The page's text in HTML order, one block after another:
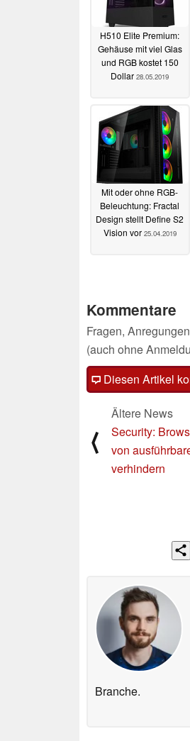
H510 Elite Premium:
Gehäuse mit viel Glas
und RGB kostet 150
Dollar 28.05.2019
Mit oder ohne RGB-
Beleuchtung: Fractal
Design stellt Define S2
Vision vor 25.04.2019
Kommentare
Fragen,
(auch ohne
Diesen Artikel
⟨
Ältere News
Security:
von
verhindern
Branche.